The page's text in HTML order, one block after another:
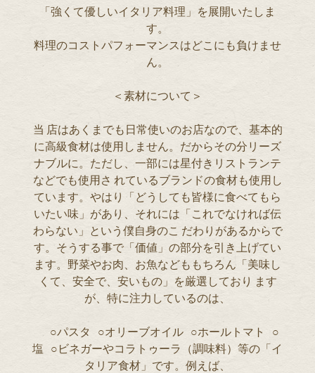
「強くて優しいイタリア料理」を展開いたしま
す。
料理のコストパフォーマンスはどこにも負けませ
ん。
＜素材について＞
当 店はあくまでも日常使いのお店なので、基本的
に高級食材は使用しません。だからその分リーズ
ナブルに。ただし、一部には星付きリストランテ
などでも使用さ れているブランドの食材も使用し
ています。やはり「どうしても皆様に食べてもら
いたい味」があり、それには「これでなければ伝
わらない」という僕自身のこ だわりがあるからで
す。そうする事で「価値」の部分を引き上げてい
ます。野菜やお肉、お魚などももちろん「美味し
くて、安全で、安いもの」を厳選しており ます
が、特に注力しているのは、
○パスタ ○オリーブオイル ○ホールトマト ○
塩 ○ビネガーやコラトゥーラ（調味料）等の「イ
タリア食材」です。例えば、